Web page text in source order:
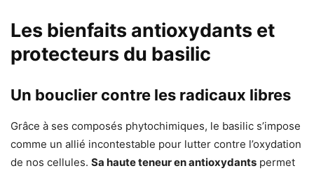
Les bienfaits antioxydants et
protecteurs du basilic
Un bouclier contre les radicaux libres
Grâce à ses composés phytochimiques, le basilic s’impose
comme un allié incontestable pour lutter contre l’oxydation
de nos cellules. Sa haute teneur en antioxydants permet